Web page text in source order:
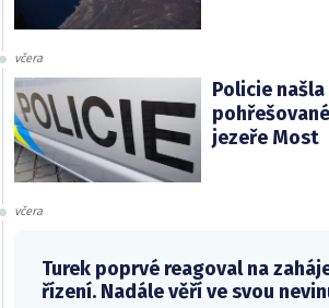
včera
Policie
jezeře Most
včera
Turek poprvé reagoval na
řízení. Nadále věří ve svou